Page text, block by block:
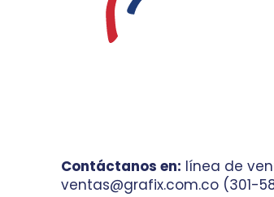
Contáctanos en: línea de
ventas@grafix.com.co (301-